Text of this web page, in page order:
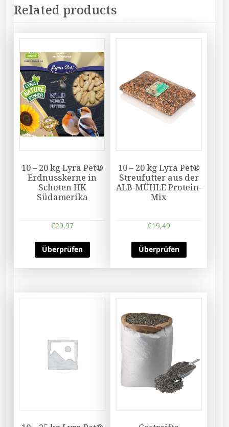
Related products
10 – 20 kg Lyra Pet®
Erdnusskerne in
Schoten HK
Südamerika
€29,97
Überprüfen
10 – 20 kg Lyra Pet®
Streufutter aus der
ALB-MÜHLE Protein-
Mix
€19,49
Überprüfen